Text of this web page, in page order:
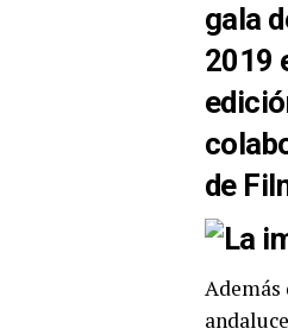
gala
2019
de